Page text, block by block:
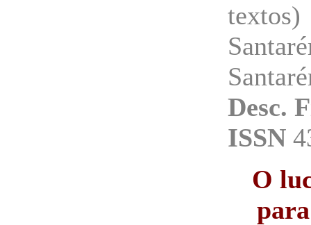
textos)
Desc.
ISSN
O